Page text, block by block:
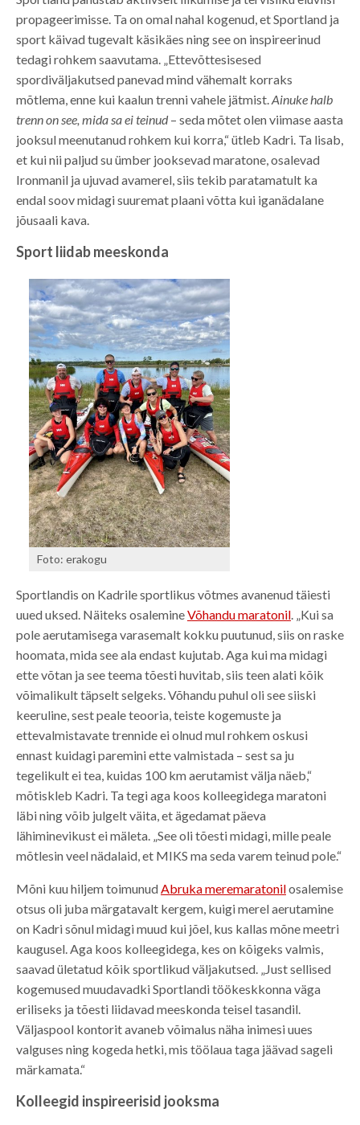
propageerimisse. Ta on omal nahal kogenud, et Sportland ja
sport käivad tugevalt käsikäes ning see on inspireerinud
tedagi rohkem saavutama. „Ettevõttesisesed
spordiväljakutsed panevad mind vähemalt korraks
mõtlema, enne kui kaalun trenni vahele jätmist. Ainuke halb
trenn on see, mida sa ei teinud– seda mõtet olen viimase aasta
jooksul meenutanud rohkem kui korra,“ ütleb Kadri. Ta lisab,
et kui nii paljud su ümber jooksevad maratone, osalevad
Ironmanil ja ujuvad avamerel, siis tekib paratamatult ka
endal soov midagi suuremat plaani võtta kui iganädalane
jõusaali kava.
Sport liidab meeskonda
Foto: erakogu
Sportlandis on Kadrile sportlikus võtmes avanenud täiesti
uued uksed. Näiteks osalemineVõhandu maratonil. „Kui sa
pole aerutamisega varasemalt kokku puutunud, siis on raske
hoomata, mida see ala endast kujutab. Aga kui ma midagi
ette võtan ja see teema tõesti huvitab, siis teen alati kõik
võimalikult täpselt selgeks. Võhandu puhul oli see siiski
keeruline, sest peale teooria, teiste kogemuste ja
ettevalmistavate trennide ei olnud mul rohkem oskusi
ennast kuidagi paremini ette valmistada – sest sa ju
tegelikult ei tea, kuidas 100 km aerutamist välja näeb,“
mõtiskleb Kadri. Ta tegi aga koos kolleegidega maratoni
läbi ning võib julgelt väita, et ägedamat päeva
lähiminevikust ei mäleta. „See oli tõesti midagi, mille peale
mõtlesin veel nädalaid, et MIKS ma seda varem teinud pole.“
Mõni kuu hiljem toimunudAbruka meremaratonilosalemise
otsus oli juba märgatavalt kergem, kuigi merel aerutamine
on Kadri sõnul midagi muud kui jõel, kus kallas mõne meetri
kaugusel. Aga koos kolleegidega, kes on kõigeks valmis,
saavad ületatud kõik sportlikud väljakutsed. „Just sellised
kogemused muudavadki Sportlandi töökeskkonna väga
eriliseks ja tõesti liidavad meeskonda teisel tasandil.
Väljaspool kontorit avaneb võimalus näha inimesi uues
valguses ning kogeda hetki, mis töölaua taga jäävad sageli
märkamata.“
Kolleegid inspireerisid jooksma